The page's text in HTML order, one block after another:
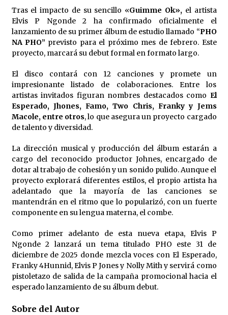
El programa “Nuestra Guinea” emite
expresiones informales de un estudiante en la
televisión pública y se hacen virales
14 de julio de 2024
Tras el impacto de su sencillo «Guimme Ok», el artista
Elvis P Ngonde 2 ha confirmado oficialmente el
lanzamiento de su primer álbum de estudio llamado “PHO
NA PHO” previsto para el próximo mes de febrero. Este
proyecto, marcará su debut formal en formato largo.
El disco contará con 12 canciones y promete un
impresionante listado de colaboraciones. Entre los
artistas invitados figuran nombres destacados como El
Esperado, Jhones, Famo, Two Chris, Franky y Jems
Macole, entre otros, lo que asegura un proyecto cargado
de talento y diversidad.
La dirección musical y producción del álbum estarán a
cargo del reconocido productor Johnes, encargado de
dotar al trabajo de cohesión y un sonido pulido. Aunque el
proyecto explorará diferentes estilos, el propio artista ha
adelantado que la mayoría de las canciones se
mantendrán en el ritmo que lo popularizó, con un fuerte
componente en su lengua materna, el combe.
Como primer adelanto de esta nueva etapa, Elvis P
Ngonde 2 lanzará un tema titulado PHO este 31 de
diciembre de 2025 donde mezcla voces con El Esperado,
Franky 4Hunnid, Elvis P Jones y Nolly Mith y servirá como
pistoletazo de salida de la campaña promocional hacia el
esperado lanzamiento de su álbum debut.
Sobre del Autor